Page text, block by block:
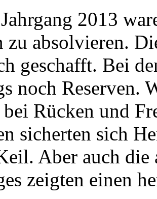
2013
zu absolvieren.
geschafft. Bei
noch Reserven.
bei Rücken und
sicherten sich
Aber auch die
zeigten einen